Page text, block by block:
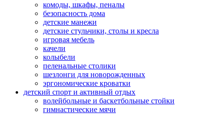
комоды, шкафы, пеналы
безопасность дома
детские манежи
детские стульчики, столы и кресла
игровая мебель
качели
колыбели
пеленальные столики
шезлонги для новорожденных
эргономические кроватки
детский спорт и активный отдых
волейбольные и баскетбольные стойки
гимнастические мячи